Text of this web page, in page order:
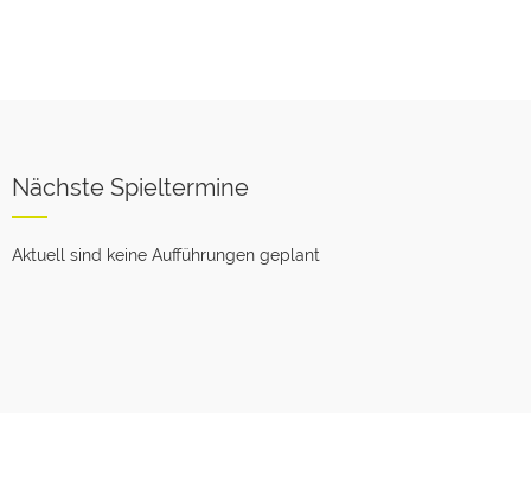
Nächste Spieltermine
Aktuell sind keine Aufführungen geplant